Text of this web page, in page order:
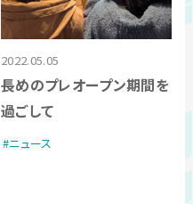
2022.05.05
長めのプレオープン期間を
過ごして
ニュース